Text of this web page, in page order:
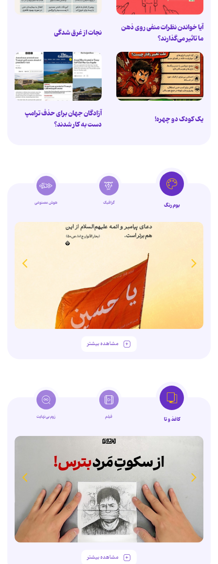
آیا خواندن نظرات منفی روی ذهن
ما تاثیر می‌گذارند؟
نجات از غرق شدگی
یک کودک دو چهره!
آزادگان جهان برای حذف ترامپ
دست به کار شدند؟
بوم رنگ گرافیک هوش مصنوعی
مشاهده بیشتر
کاغذ و تا فیلم زوم‌بی‌نهایت
مشاهده بیشتر